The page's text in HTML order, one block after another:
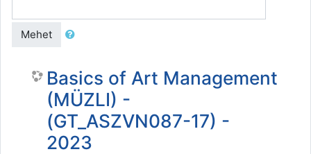
Mehet
Basics of Art Management
(MÜZLI) -
(GT_ASZVN087-17) -
2023